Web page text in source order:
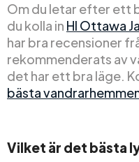
Om du letar efter ett
du kolla in HI Ottawa
har bra recensioner
rekommenderats av
det har ett bra läge.
bästa
Vilket är det bästa